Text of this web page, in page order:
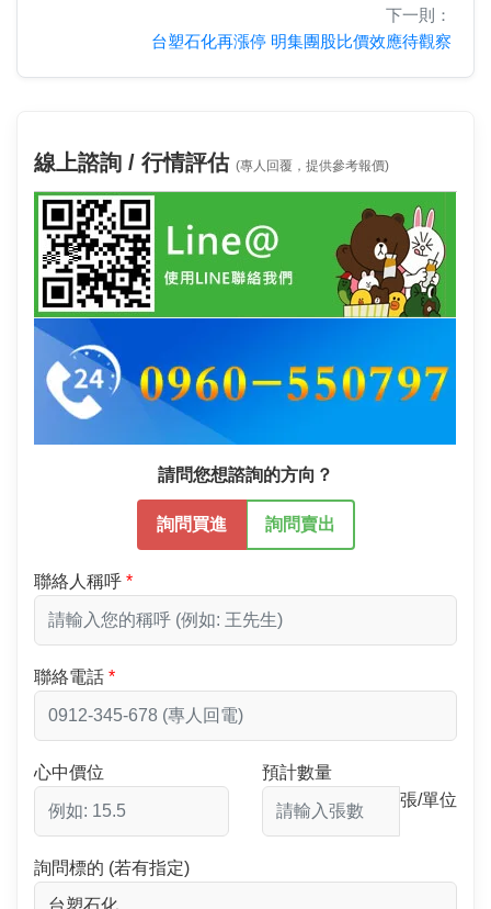
下一則：
台塑石化再漲停 明集團股比價效應待觀察
線上諮詢 / 行情評估 (專人回覆，提供參考報價)
請問您想諮詢的方向？
詢問買進 詢問賣出
聯絡人稱呼
聯絡電話
心中價位
預計數量
張/單位
詢問標的 (若有指定)